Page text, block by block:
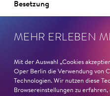
Besetzung
Di 22. Sep
Besetzung
Do 24. Sep
MEHR ERLEBEN
Mit der Auswahl „Cookies
Oper Berlin die Verwendung von
Technologien. Wir nutzen diese
Browsereinstellungen zu